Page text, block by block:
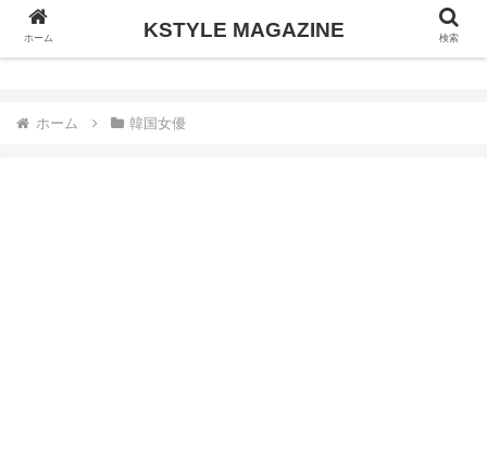
KSTYLE MAGAZINE
ホーム 韓国女優
ホーム KSTYLE MAGAZINE 検索